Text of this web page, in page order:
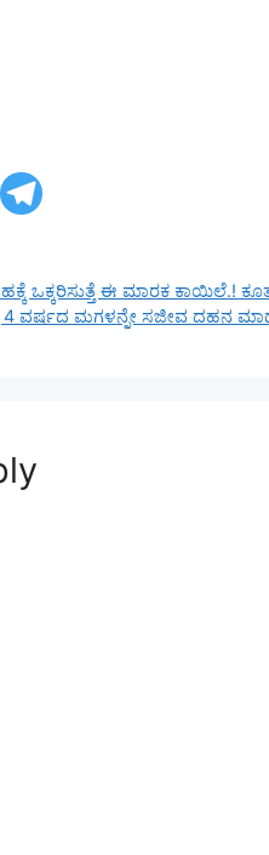
ಒಕ್ಕರಿಸುತ್ತೆ ಈ ಮಾರಕ ಕಾಯಿಲೆ.!
ವರ್ಷದ ಮಗಳನ್ನೇ ಸಜೀವ ದಹನ